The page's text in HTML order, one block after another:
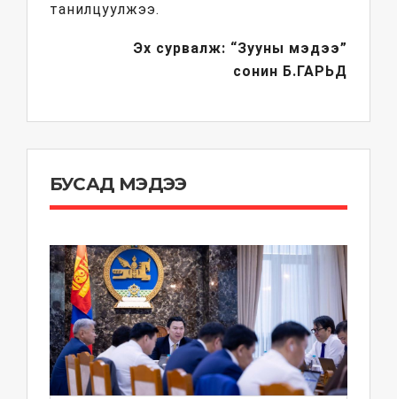
танилцуулжээ.
Эх сурвалж: “Зууны мэдээ”
сонин Б.ГАРЬД
БУСАД МЭДЭЭ